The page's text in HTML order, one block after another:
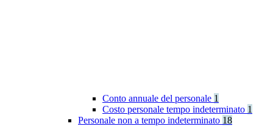
Conto annuale del personale 1
Costo personale tempo indeterminato 1
Personale non a tempo indeterminato 18